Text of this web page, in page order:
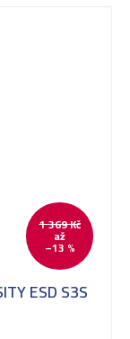
1 369 Kč
až
–13 %
ESD S3S